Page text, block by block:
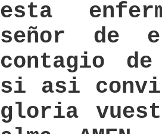
esta
señor de
contagio
si asi
gloria